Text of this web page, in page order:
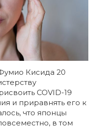
Кисида 20
COVID-19
и приравнять его к
что японцы
в том